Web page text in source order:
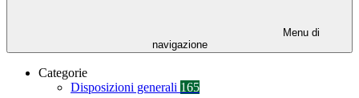
Menu di
navigazione
Categorie
Disposizioni generali 165